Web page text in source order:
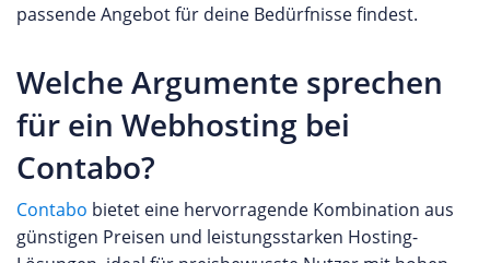
passende Angebot für deine Bedürfnisse findest.
Welche Argumente sprechen
für ein Webhosting bei
Contabo?
Contabo bietet eine hervorragende Kombination aus
günstigen Preisen und leistungsstarken Hosting-